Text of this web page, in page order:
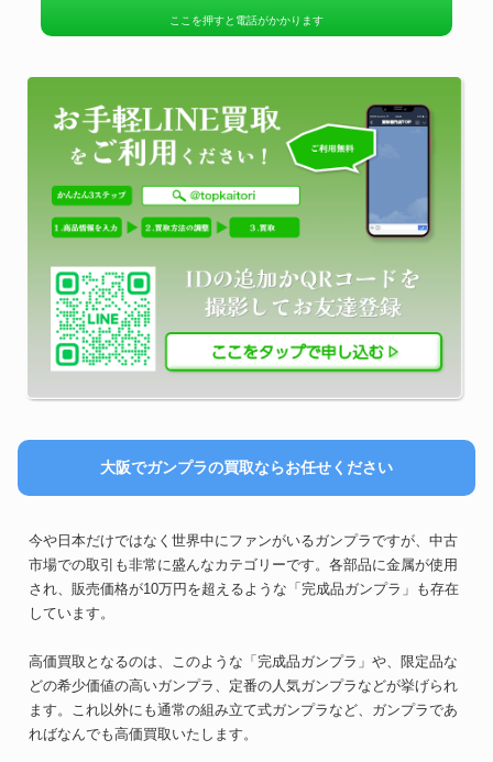
ここを押すと電話がかかります
大阪でガンプラの買取ならお任せください
今や日本だけではなく世界中にファンがいるガンプラですが、中古
市場での取引も非常に盛んなカテゴリーです。各部品に金属が使用
され、販売価格が10万円を超えるような「完成品ガンプラ」も存在
しています。
高価買取となるのは、このような「完成品ガンプラ」や、限定品な
どの希少価値の高いガンプラ、定番の人気ガンプラなどが挙げられ
ます。これ以外にも通常の組み立て式ガンプラなど、ガンプラであ
ればなんでも高価買取いたします。